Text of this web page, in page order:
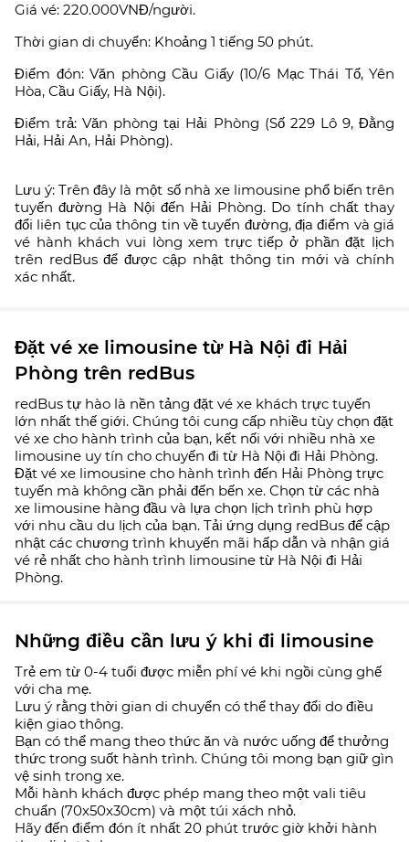
Giá vé: 220.000VNĐ/người.
Thời gian di chuyển: Khoảng 1 tiếng 50 phút.
Điểm đón: Văn phòng Cầu Giấy (10/6 Mạc Thái Tổ, Yên
Hòa, Cầu Giấy, Hà Nội).
Điểm trả: Văn phòng tại Hải Phòng (Số 229 Lô 9, Đằng
Hải, Hải An, Hải Phòng).
Lưu ý: Trên đây là một số nhà xe limousine phổ biến trên
tuyến đường Hà Nội đến Hải Phòng. Do tính chất thay
đổi liên tục của thông tin về tuyến đường, địa điểm và giá
vé hành khách vui lòng xem trực tiếp ở phần đặt lịch
trên redBus để được cập nhật thông tin mới và chính
xác nhất.
Đặt vé xe limousine từ Hà Nội đi Hải
Phòng trên redBus
redBus tự hào là nền tảng đặt vé xe khách trực tuyến
lớn nhất thế giới. Chúng tôi cung cấp nhiều tùy chọn đặt
vé xe cho hành trình của bạn, kết nối với nhiều nhà xe
limousine uy tín cho chuyến đi từ Hà Nội đi Hải Phòng.
Đặt vé xe limousine cho hành trình đến Hải Phòng trực
tuyến mà không cần phải đến bến xe. Chọn từ các nhà
xe limousine hàng đầu và lựa chọn lịch trình phù hợp
với nhu cầu du lịch của bạn. Tải ứng dụng redBus để cập
nhật các chương trình khuyến mãi hấp dẫn và nhận giá
vé rẻ nhất cho hành trình limousine từ Hà Nội đi Hải
Phòng.
Những điều cần lưu ý khi đi limousine
Trẻ em từ 0-4 tuổi được miễn phí vé khi ngồi cùng ghế
với cha mẹ.
Lưu ý rằng thời gian di chuyển có thể thay đổi do điều
kiện giao thông.
Bạn có thể mang theo thức ăn và nước uống để thưởng
thức trong suốt hành trình. Chúng tôi mong bạn giữ gìn
vệ sinh trong xe.
Mỗi hành khách được phép mang theo một vali tiêu
chuẩn (70x50x30cm) và một túi xách nhỏ.
Hãy đến điểm đón ít nhất 20 phút trước giờ khởi hành